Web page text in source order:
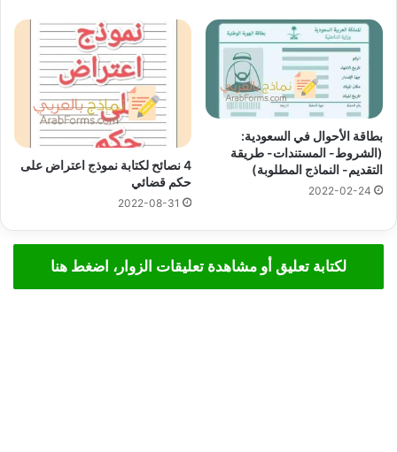
بطاقة الأحوال في السعودية:
(الشروط- المستندات- طريقة
التقديم- النماذج المطلوبة)
2022-02-24
4 نصائح لكتابة نموذج اعتراض على
حكم قضائي
2022-08-31
لكتابة تعليق أو مشاهدة تعليقات الزوار، اضغط هنا